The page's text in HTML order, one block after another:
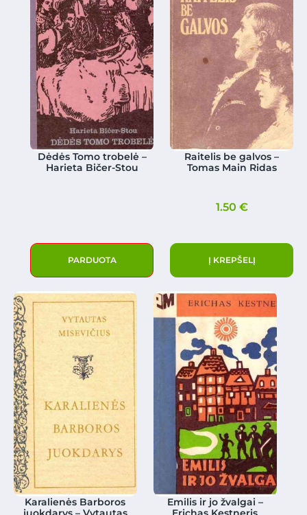
Dėdės Tomo trobelė –
Harieta Bičer-Stou
PARDUOTA
Raitelis be galvos –
Tomas Main Ridas
1.50 €
Į KREPŠELĮ
Karalienės Barboros
Emilis ir jo žvalgai –